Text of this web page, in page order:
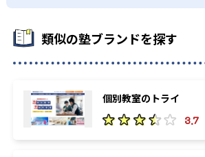
類似の塾ブランドを探す
個別教室のトライ
3.7